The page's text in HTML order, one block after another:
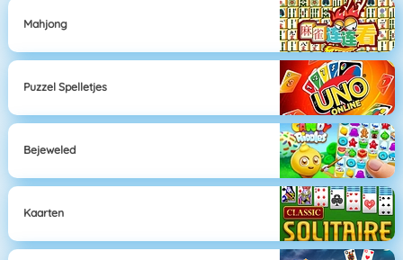
Mahjong
Puzzel Spelletjes
Bejeweled
Kaarten